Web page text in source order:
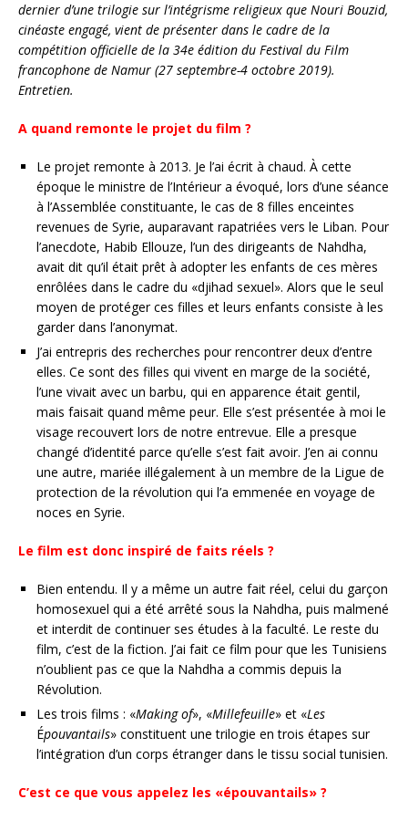
dernier d’une trilogie sur l’intégrisme religieux que Nouri Bouzid,
cinéaste engagé, vient de présenter dans le cadre de la
compétition officielle de la 34e édition du Festival du Film
francophone de Namur (27 septembre-4 octobre 2019).
Entretien.
A quand remonte le projet du film ?
Le projet remonte à 2013. Je l’ai écrit à chaud. À cette
époque le ministre de l’Intérieur a évoqué, lors d’une séance
à l’Assemblée constituante, le cas de 8 filles enceintes
revenues de Syrie, auparavant rapatriées vers le Liban. Pour
l’anecdote, Habib Ellouze, l’un des dirigeants de Nahdha,
avait dit qu’il était prêt à adopter les enfants de ces mères
enrôlées dans le cadre du «djihad sexuel». Alors que le seul
moyen de protéger ces filles et leurs enfants consiste à les
garder dans l’anonymat.
J’ai entrepris des recherches pour rencontrer deux d’entre
elles. Ce sont des filles qui vivent en marge de la société,
l’une vivait avec un barbu, qui en apparence était gentil,
mais faisait quand même peur. Elle s’est présentée à moi le
visage recouvert lors de notre entrevue. Elle a presque
changé d’identité parce qu’elle s’est fait avoir. J’en ai connu
une autre, mariée illégalement à un membre de la Ligue de
protection de la révolution qui l’a emmenée en voyage de
noces en Syrie.
Le film est donc inspiré de faits réels ?
Bien entendu. Il y a même un autre fait réel, celui du garçon
homosexuel qui a été arrêté sous la Nahdha, puis malmené
et interdit de continuer ses études à la faculté. Le reste du
film, c’est de la fiction. J’ai fait ce film pour que les Tunisiens
n’oublient pas ce que la Nahdha a commis depuis la
Révolution.
Les trois films : «Making of», «Millefeuille» et «Les
Épouvantails» constituent une trilogie en trois étapes sur
l’intégration d’un corps étranger dans le tissu social tunisien.
C’est ce que vous appelez les «épouvantails» ?